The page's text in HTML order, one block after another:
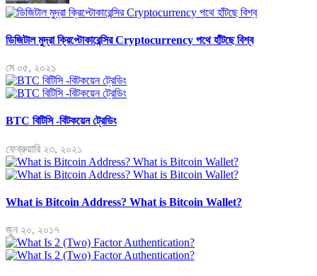
ডিজিটাল মুদ্রা ক্রিপ্টোকারেন্সির Cryptocurrency পথে হাঁটছে বিশ্ব
মে ০৫, ২০২১
BTC বিটিসি -বিটকয়েন ট্রেডিং
ফেব্রুয়ারি ২৩, ২০২১
What is Bitcoin Address? What is Bitcoin Wallet?
জুন ২০, ২০১৭